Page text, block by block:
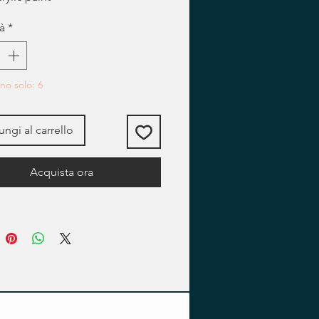
*
solo: 6
al carrello
Acquista ora